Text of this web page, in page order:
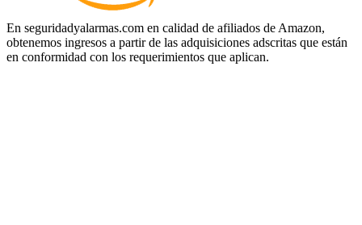
En seguridadyalarmas.com en calidad de afiliados de Amazon,
obtenemos ingresos a partir de las adquisiciones adscritas que están
en conformidad con los requerimientos que aplican.